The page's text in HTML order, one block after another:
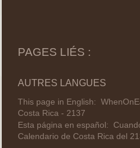
PAGES LIÉS :
AUTRES LANGUES
This page in English:
Costa Rica - 2137
Esta página en español:
Calendario de Costa Rica del